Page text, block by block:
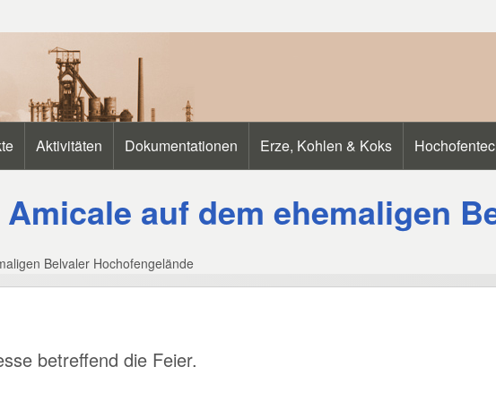
Aktivitäten Dokumentationen Erze, Kohlen & Koks
auf dem ehemaligen
Belvaler Hochofengelände
betreffend die Feier.